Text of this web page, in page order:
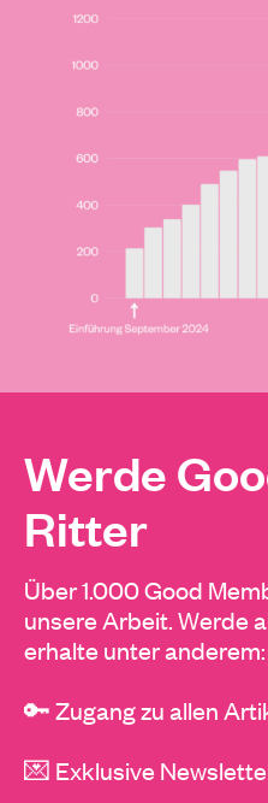
Werde
Ritter
Über 1.000 Good
unsere Arbeit. Werde
erhalte unter anderem:
🔑 Zugang zu allen
💌 Exklusive